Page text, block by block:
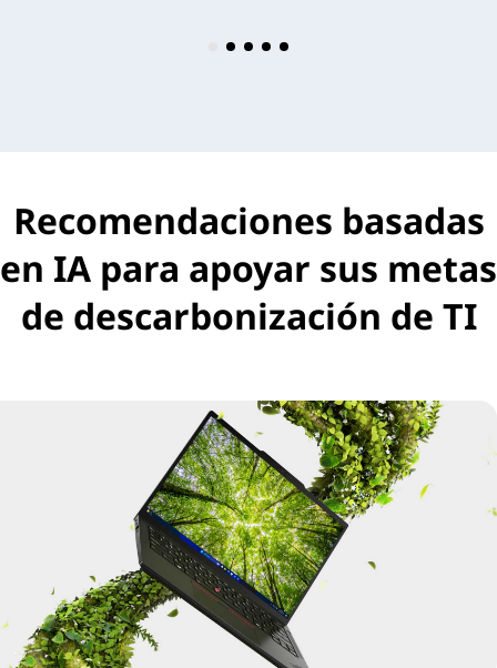
Recomendaciones basadas
en IA para apoyar sus metas
de descarbonización de TI